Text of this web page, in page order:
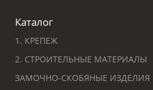
Каталог
1. КРЕПЕЖ
2. СТРОИТЕЛЬНЫЕ МАТЕРИАЛЫ
ЗАМОЧНО-СКОБЯНЫЕ ИЗДЕЛИЯ